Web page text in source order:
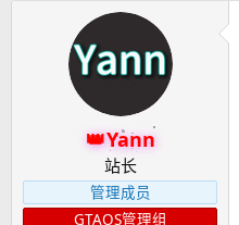
Yann
站长
管理成员
GTAOS管理组